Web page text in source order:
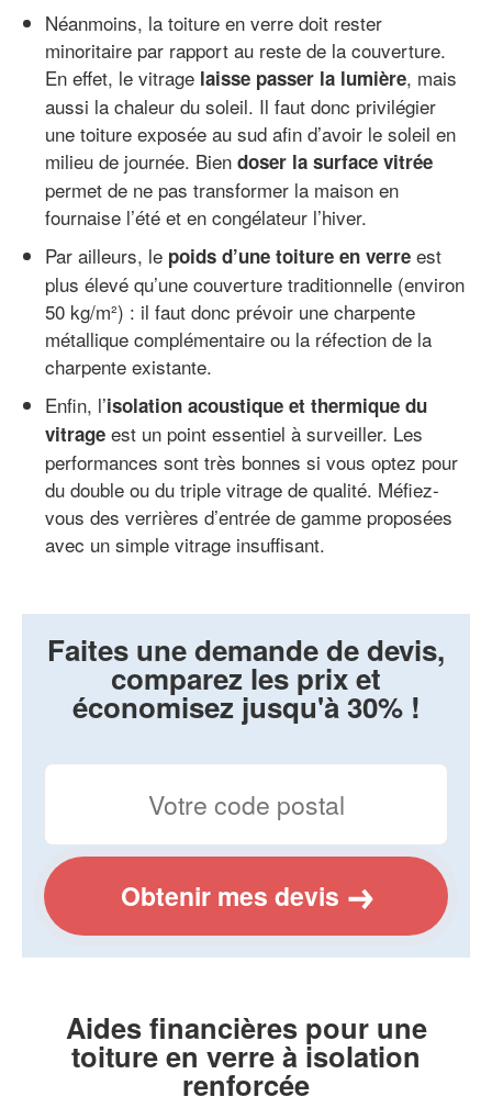
Néanmoins, la toiture en verre doit rester
minoritaire par rapport au reste de la couverture.
En effet, le vitrage laisse passer la lumière, mais
aussi la chaleur du soleil. Il faut donc privilégier
une toiture exposée au sud afin d’avoir le soleil en
milieu de journée. Bien doser la surface vitrée
permet de ne pas transformer la maison en
fournaise l’été et en congélateur l’hiver.
Par ailleurs, le poids d’une toiture en verre est
plus élevé qu’une couverture traditionnelle (environ
50 kg/m²) : il faut donc prévoir une charpente
métallique complémentaire ou la réfection de la
charpente existante.
Enfin, l’isolation acoustique et thermique du
vitrage est un point essentiel à surveiller. Les
performances sont très bonnes si vous optez pour
du double ou du triple vitrage de qualité. Méfiez-
vous des verrières d’entrée de gamme proposées
avec un simple vitrage insuffisant.
Faites une demande de devis,
comparez les prix et
économisez jusqu'à 30% !
Obtenir mes devis
Aides financières pour une
toiture en verre à isolation
renforcée